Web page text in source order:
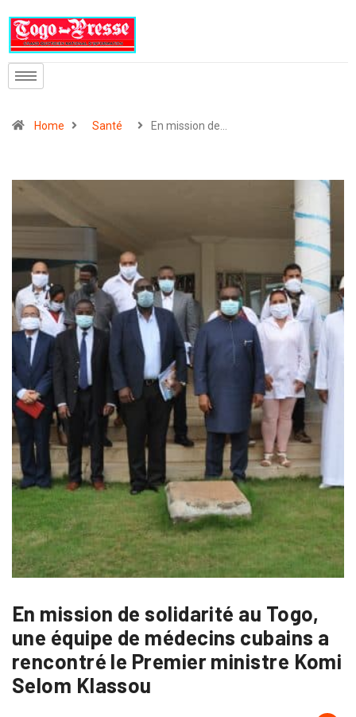
Home Santé En mission de…
En mission de solidarité au Togo,
une équipe de médecins cubains a
rencontré le Premier ministre Komi
Selom Klassou